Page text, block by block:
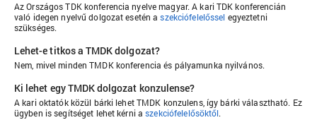
Az Országos TDK konferencia nyelve magyar. A kari TDK konferencián
való idegen nyelvű dolgozat esetén aszekciófelelőssel egyeztetni
szükséges.
Lehet-e titkos a TMDK dolgozat?
Nem, mivel minden TMDK konferencia és pályamunka nyilvános.
Ki lehet egy TMDK dolgozat konzulense?
A kari oktatók közül bárki lehet TMDK konzulens, így bárki választható. Ez
ügyben is segítséget lehet kérni aszekciófelelősöktől.